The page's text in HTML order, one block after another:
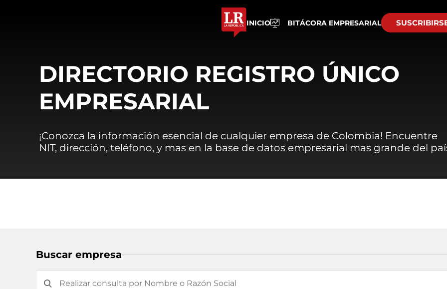
INICIO BITÁCORA EMPRESARIAL
DIRECTORIO REGISTRO ÚNICO
EMPRESARIAL
¡Conozca la información esencial de cualquier empresa de Colombia! Encuentre
NIT, dirección, teléfono, y mas en la base de datos empresarial mas grande del
Buscar empresa